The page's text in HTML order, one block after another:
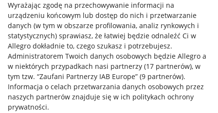
Wyrażając zgodę na przechowywanie informacji na
urządzeniu końcowym lub dostęp do nich i przetwarzanie
danych (w tym w obszarze profilowania, analiz rynkowych i
statystycznych) sprawiasz, że łatwiej będzie odnaleźć Ci w
Allegro dokładnie to, czego szukasz i potrzebujesz.
Administratorem Twoich danych osobowych będzie Allegro a
w niektórych przypadkach nasi partnerzy (17 partnerów), w
tym tzw. “Zaufani Partnerzy IAB Europe” (9 partnerów).
Informacja o celach przetwarzania danych osobowych przez
naszych partnerów znajduje się w ich politykach ochrony
prywatności.
Przydatne informacje
Jak to działa